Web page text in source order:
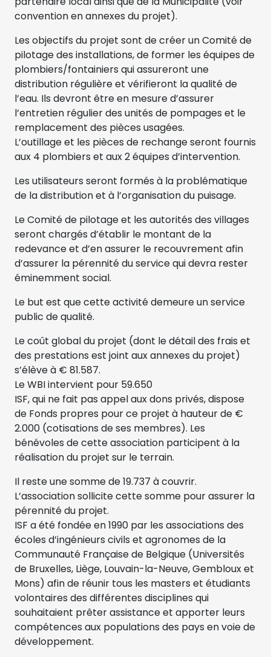
convention en annexes du projet).
Les objectifs du projet sont de créer un Comité de
pilotage des installations, de former les équipes de
plombiers/fontainiers qui assureront une
distribution régulière et vérifieront la qualité de
l’eau. Ils devront être en mesure d’assurer
l’entretien régulier des unités de pompages et le
remplacement des pièces usagées.
L’outillage et les pièces de rechange seront fournis
aux 4 plombiers et aux 2 équipes d’intervention.
Les utilisateurs seront formés à la problématique
de la distribution et à l’organisation du puisage.
Le Comité de pilotage et les autorités des villages
seront chargés d’établir le montant de la
redevance et d’en assurer le recouvrement afin
d’assurer la pérennité du service qui devra rester
éminemment social.
Le but est que cette activité demeure un service
public de qualité.
Le coût global du projet (dont le détail des frais et
des prestations est joint aux annexes du projet)
s’élève à € 81.587.
Le WBI intervient pour 59.650
ISF, qui ne fait pas appel aux dons privés, dispose
de Fonds propres pour ce projet à hauteur de €
2.000 (cotisations de ses membres). Les
bénévoles de cette association participent à la
réalisation du projet sur le terrain.
Il reste une somme de 19.737 à couvrir.
L’association sollicite cette somme pour assurer la
pérennité du projet.
ISF a été fondée en 1990 par les associations des
écoles d’ingénieurs civils et agronomes de la
Communauté Française de Belgique (Universités
de Bruxelles, Liège, Louvain-la-Neuve, Gembloux et
Mons) afin de réunir tous les masters et étudiants
volontaires des différentes disciplines qui
souhaitaient prêter assistance et apporter leurs
compétences aux populations des pays en voie de
développement.